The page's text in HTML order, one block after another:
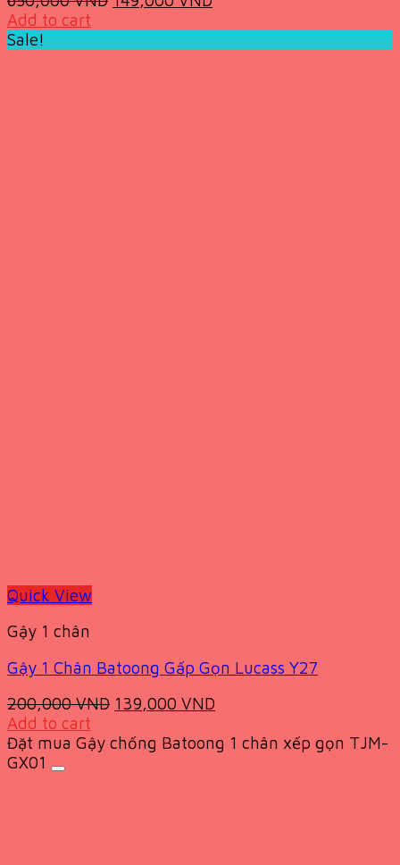
Add to cart
Sale!
Quick View
Gậy 1 chân
Gậy 1 Chân Batoong Gấp Gọn Lucass Y27
200,000VND Original
was:
139,000 VND
is:
Add to cart
Đặt mua Gậy chống Batoong 1 chân xếp gọn TJM-
GX01